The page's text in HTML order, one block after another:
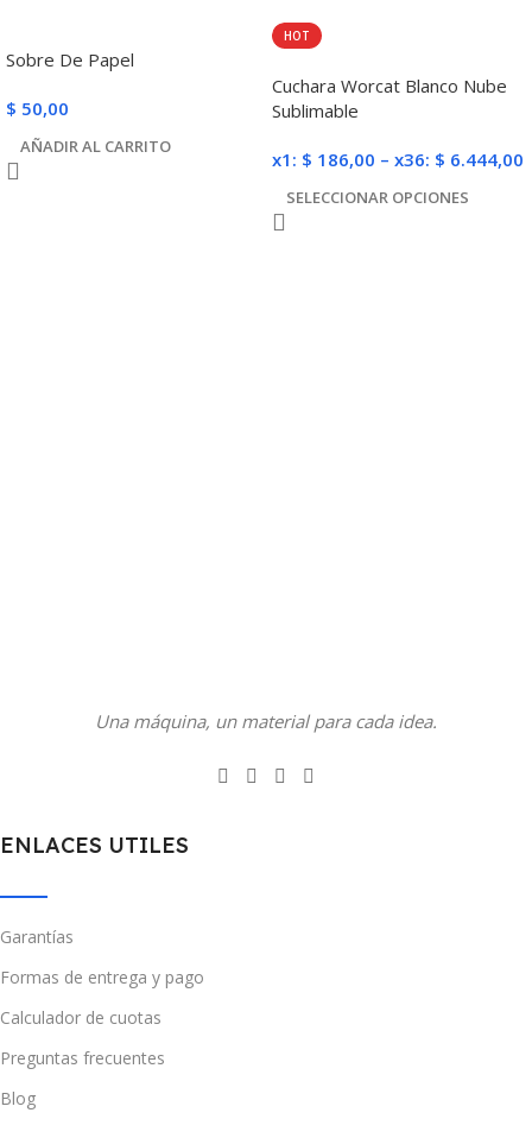
Sobre De Papel
$ 50,00
AÑADIR AL CARRITO
HOT
Cuchara Worcat Blanco Nube
Sublimable
x1: $ 186,00 – x36: $ 6.444,00
SELECCIONAR OPCIONES
Una máquina, un material para cada idea.
ENLACES UTILES
Garantías
Formas de entrega y pago
Calculador de cuotas
Preguntas frecuentes
Blog